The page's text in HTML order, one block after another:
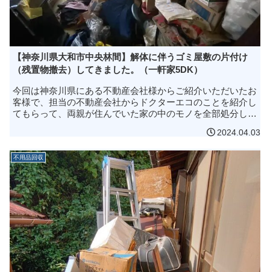
【神奈川県大和市中央林間】解体に伴うゴミ屋敷の片付け
（残置物撤去）してきました。（一軒家5DK）
今回は神奈川県にある不動産会社様からご紹介いただいたお
客様で、担当の不動産会社からドクターエコのことを紹介し
てもらって、両親が住んでいた家の中のモノを全部処分して
2024.04.03
不用品回収